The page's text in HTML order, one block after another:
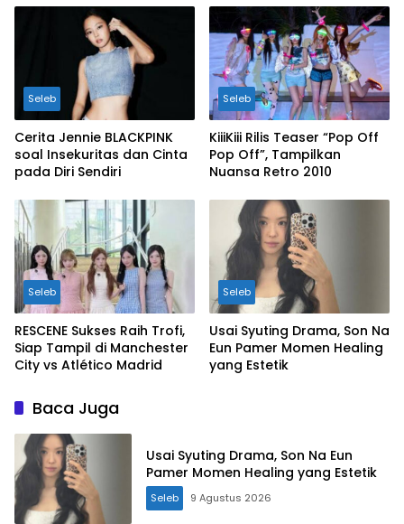
Seleb
Cerita Jennie BLACKPINK
soal Insekuritas dan Cinta
pada Diri Sendiri
Seleb
KiiiKiii Rilis Teaser “Pop Off
Pop Off”, Tampilkan
Nuansa Retro 2010
Seleb
RESCENE Sukses Raih Trofi,
Siap Tampil di Manchester
City vs Atlético Madrid
Seleb
Usai Syuting Drama, Son Na
Eun Pamer Momen Healing
yang Estetik
Baca Juga
Usai Syuting Drama, Son Na Eun
Pamer Momen Healing yang Estetik
Seleb 9 Agustus 2026